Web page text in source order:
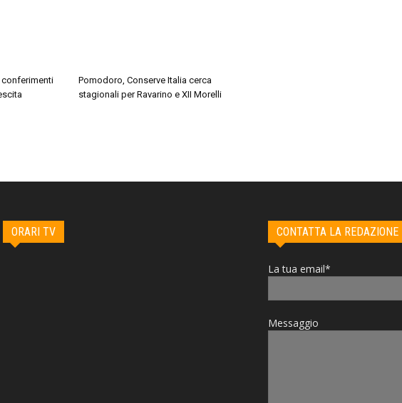
Pomodoro, Conserve Italia cerca
stagionali per Ravarino e XII Morelli
ORARI TV CONTATTA LA REDAZIONE
La tua email*
Messaggio